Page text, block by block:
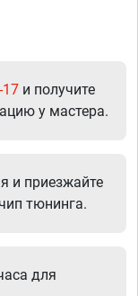
17 и получите
у мастера.
и приезжайте
тюнинга.
для